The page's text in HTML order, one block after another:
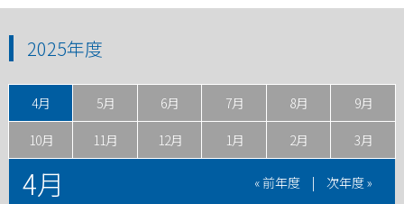
2025年度
4月 5月 6月 7月 8月 9月
10月 11月 12月 1月 2月 3月
4月 « 前年度 | 次年度 »